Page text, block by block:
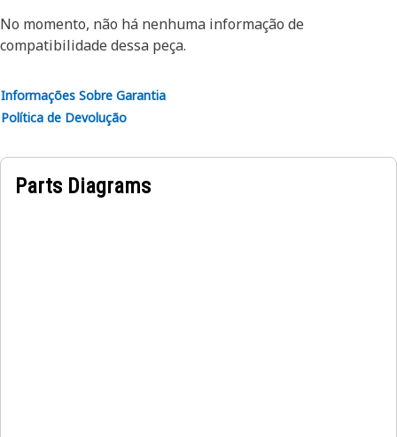
No momento, não há nenhuma informação de
compatibilidade dessa peça.
Informações Sobre Garantia
Política de Devolução
Parts Diagrams